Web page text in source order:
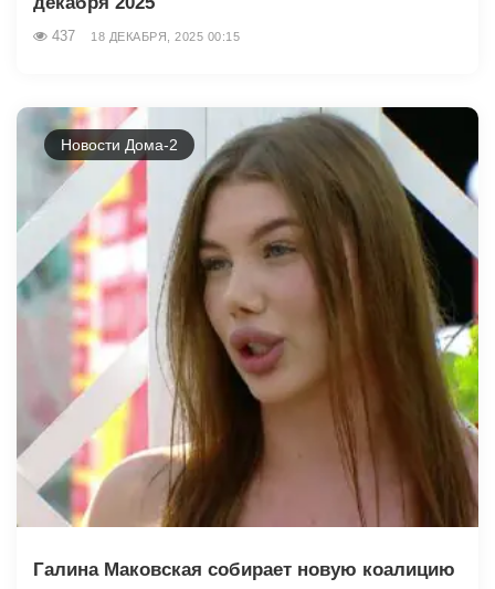
437 18 ДЕКАБРЯ, 2025 00:15
Новости Дома-2
Галина Маковская собирает новую коалицию